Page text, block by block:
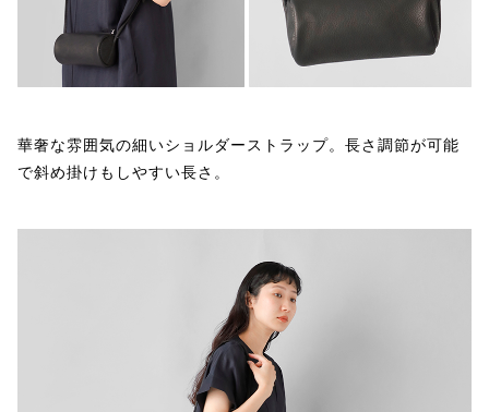
華奢な雰囲気の細いショルダーストラップ。長さ調節が可能
で斜め掛けもしやすい長さ。